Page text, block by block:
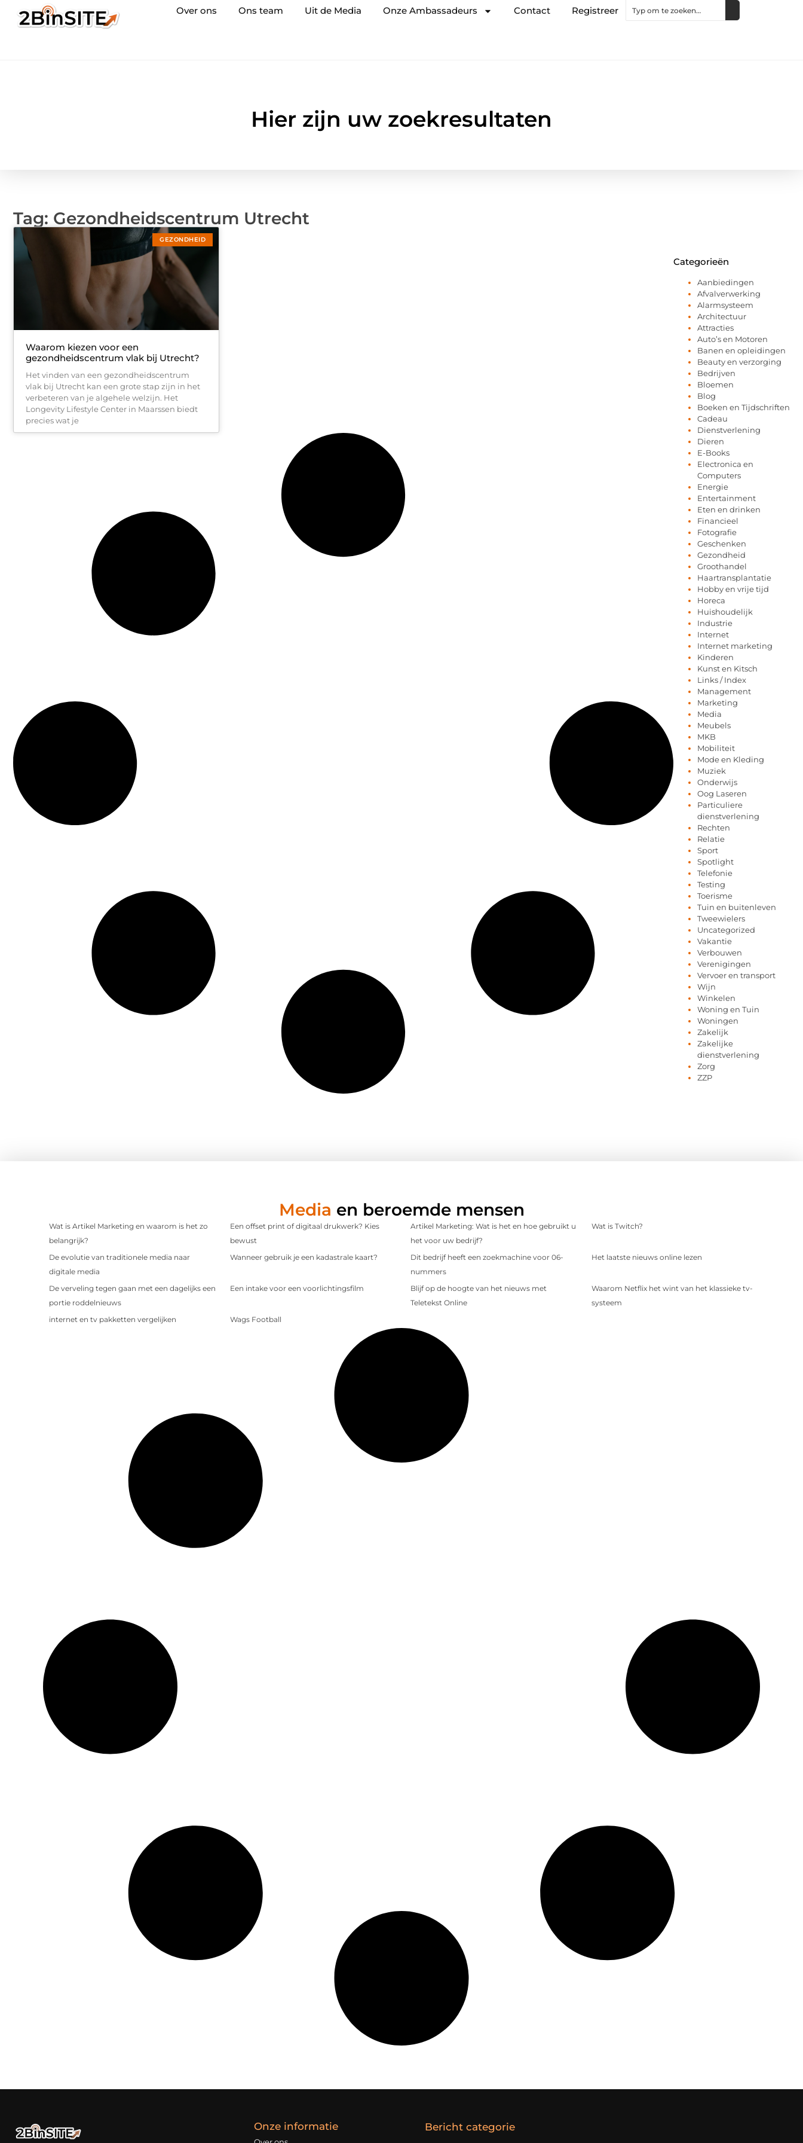
Over ons Ons team Uit de Media Onze Ambassadeurs Contact Registreer
Hier zijn uw zoekresultaten
Tag: Gezondheidscentrum Utrecht
GEZONDHEID
Waarom kiezen voor een
gezondheidscentrum vlak bij Utrecht?
Het vinden van een gezondheidscentrum
vlak bij Utrecht kan een grote stap zijn in het
verbeteren van je algehele welzijn. Het
Longevity Lifestyle Center in Maarssen biedt
precies wat je
Categorieën
Aanbiedingen
Afvalverwerking
Alarmsysteem
Architectuur
Attracties
Auto’s en Motoren
Banen en opleidingen
Beauty en verzorging
Bedrijven
Bloemen
Blog
Boeken en Tijdschriften
Cadeau
Dienstverlening
Dieren
E-Books
Electronica en
Computers
Energie
Entertainment
Eten en drinken
Financieel
Fotografie
Geschenken
Gezondheid
Groothandel
Haartransplantatie
Hobby en vrije tijd
Horeca
Huishoudelijk
Industrie
Internet
Internet marketing
Kinderen
Kunst en Kitsch
Links / Index
Management
Marketing
Media
Meubels
MKB
Mobiliteit
Mode en Kleding
Muziek
Onderwijs
Oog Laseren
Particuliere
dienstverlening
Rechten
Relatie
Sport
Spotlight
Telefonie
Testing
Toerisme
Tuin en buitenleven
Tweewielers
Uncategorized
Vakantie
Verbouwen
Verenigingen
Vervoer en transport
Wijn
Winkelen
Woning en Tuin
Woningen
Zakelijk
Zakelijke
dienstverlening
Zorg
ZZP
Media en beroemde mensen
Wat is Artikel Marketing en waarom is het zo
belangrijk?
Een offset print of digitaal drukwerk? Kies
bewust
Artikel Marketing: Wat is het en hoe gebruikt u
het voor uw bedrijf?
Wat is Twitch?
De evolutie van traditionele media naar
digitale media
Wanneer gebruik je een kadastrale kaart?
Dit bedrijf heeft een zoekmachine voor 06-
nummers
Het laatste nieuws online lezen
De verveling tegen gaan met een dagelijks een
portie roddelnieuws
Een intake voor een voorlichtingsfilm
Blijf op de hoogte van het nieuws met
Teletekst Online
Waarom Netflix het wint van het klassieke tv-
systeem
internet en tv pakketten vergelijken
Wags Football
Onze informatie Bericht categorie